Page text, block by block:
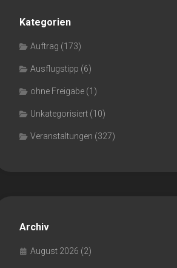
Kategorien
Auftrag (173)
Ausflugstipp (6)
ohne Freigabe (1)
Unkategorisiert (10)
Veranstaltungen (327)
Archiv
August 2026 (2)